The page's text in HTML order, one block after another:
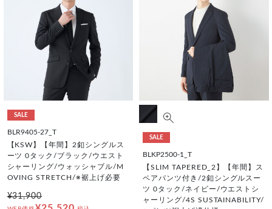
SALE
BLR9405-27_T
【KSW】【年間】2釦シングルス
ーツ 0タック/ブラック/ウエスト
シャーリング/ウォッシャブル/M
OVING STRETCH/※裾上げ必要
¥31,900
SALE
BLKP2500-1_T
【SLIM TAPERED_2】【年間】ス
ペアパンツ付き/2釦シングルスー
ツ 0タック/ネイビー/ウエストシ
ャーリング/4S SUSTAINABILITY/